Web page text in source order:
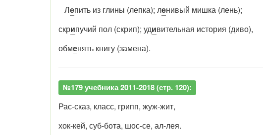
Лепить из глины (лепка); ленивый мишка (лень);
скрипучий пол (скрип); удивительная история (диво),
обменять книгу (замена).
№179 учебника 2011-2018 (стр. 120):
Рас-сказ, класс, грипп, жуж-жит,
хок-кей, суб-бота, шос-се, ал-лея.